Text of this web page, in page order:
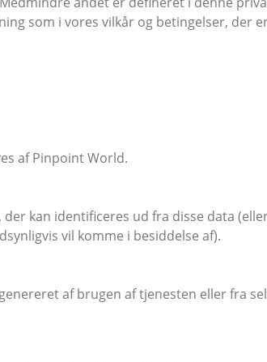
som i vores vilkår og betingelser, der
af Pinpoint World.
kan identificeres ud fra disse data
vil komme i besiddelse af).
af brugen af tjenesten eller fra